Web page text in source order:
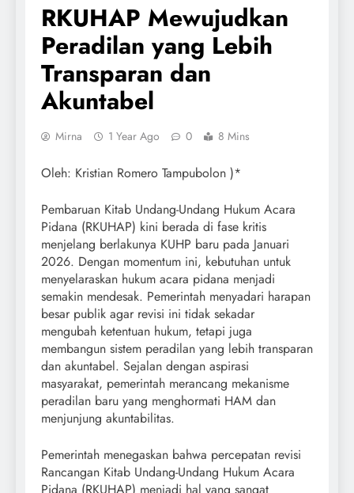
RKUHAP Mewujudkan
Peradilan yang Lebih
Transparan dan
Akuntabel
Mirna 1 Year Ago 0 8 Mins
Oleh: Kristian Romero Tampubolon )*
Pembaruan Kitab Undang-Undang Hukum Acara
Pidana (RKUHAP) kini berada di fase kritis
menjelang berlakunya KUHP baru pada Januari
2026. Dengan momentum ini, kebutuhan untuk
menyelaraskan hukum acara pidana menjadi
semakin mendesak. Pemerintah menyadari harapan
besar publik agar revisi ini tidak sekadar
mengubah ketentuan hukum, tetapi juga
membangun sistem peradilan yang lebih transparan
dan akuntabel. Sejalan dengan aspirasi
masyarakat, pemerintah merancang mekanisme
peradilan baru yang menghormati HAM dan
menjunjung akuntabilitas.
Pemerintah menegaskan bahwa percepatan revisi
Rancangan Kitab Undang-Undang Hukum Acara